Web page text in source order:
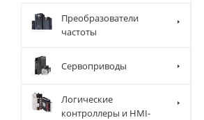
Преобразователи
частоты
Сервоприводы
Логические
контроллеры и HMI-